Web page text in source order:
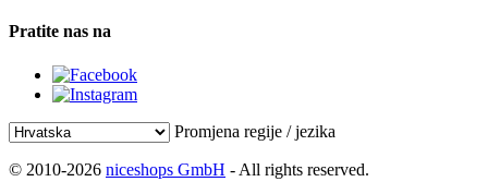
Pratite nas na
Promjena regije / jezika
© 2010-2026 niceshops GmbH - All rights reserved.